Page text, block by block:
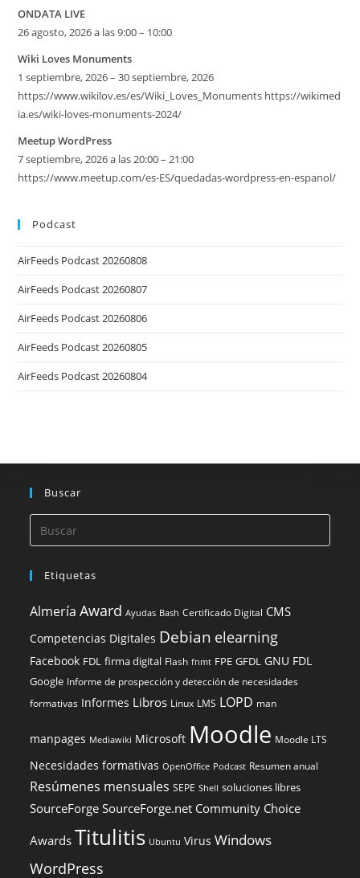
ONDATA LIVE
26 agosto, 2026 a las 9:00 – 10:00
Wiki Loves Monuments
1 septiembre, 2026 – 30 septiembre, 2026
https://www.wikilov.es/es/Wiki_Loves_Monuments https://wikimed
ia.es/wiki-loves-monuments-2024/
Meetup WordPress
7 septiembre, 2026 a las 20:00 – 21:00
https://www.meetup.com/es-ES/quedadas-wordpress-en-espanol/
Podcast
AirFeeds Podcast 20260808
AirFeeds Podcast 20260807
AirFeeds Podcast 20260806
AirFeeds Podcast 20260805
AirFeeds Podcast 20260804
Buscar
Etiquetas
Almería Award Ayudas Bash Certificado Digital CMS
Competencias Digitales Debian elearning
Facebook FDL firma digital Flash fnmt FPE GFDL GNU FDL
Google Informe de prospección y detección de necesidades
formativas Informes Libros Linux LMS LOPD man
manpages Mediawiki Microsoft Moodle Moodle LTS
Necesidades formativas OpenOffice Podcast Resumen anual
Resúmenes mensuales SEPE Shell soluciones libres
SourceForge SourceForge.net Community Choice
Awards Titulitis Ubuntu Virus Windows
WordPress